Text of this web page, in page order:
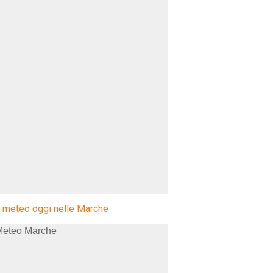
meteo oggi nelle Marche